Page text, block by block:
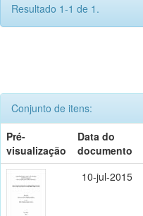
Resultado 1-1 de 1.
Conjunto de itens:
Pré-
visualização
Data do
documento
10-jul-2015